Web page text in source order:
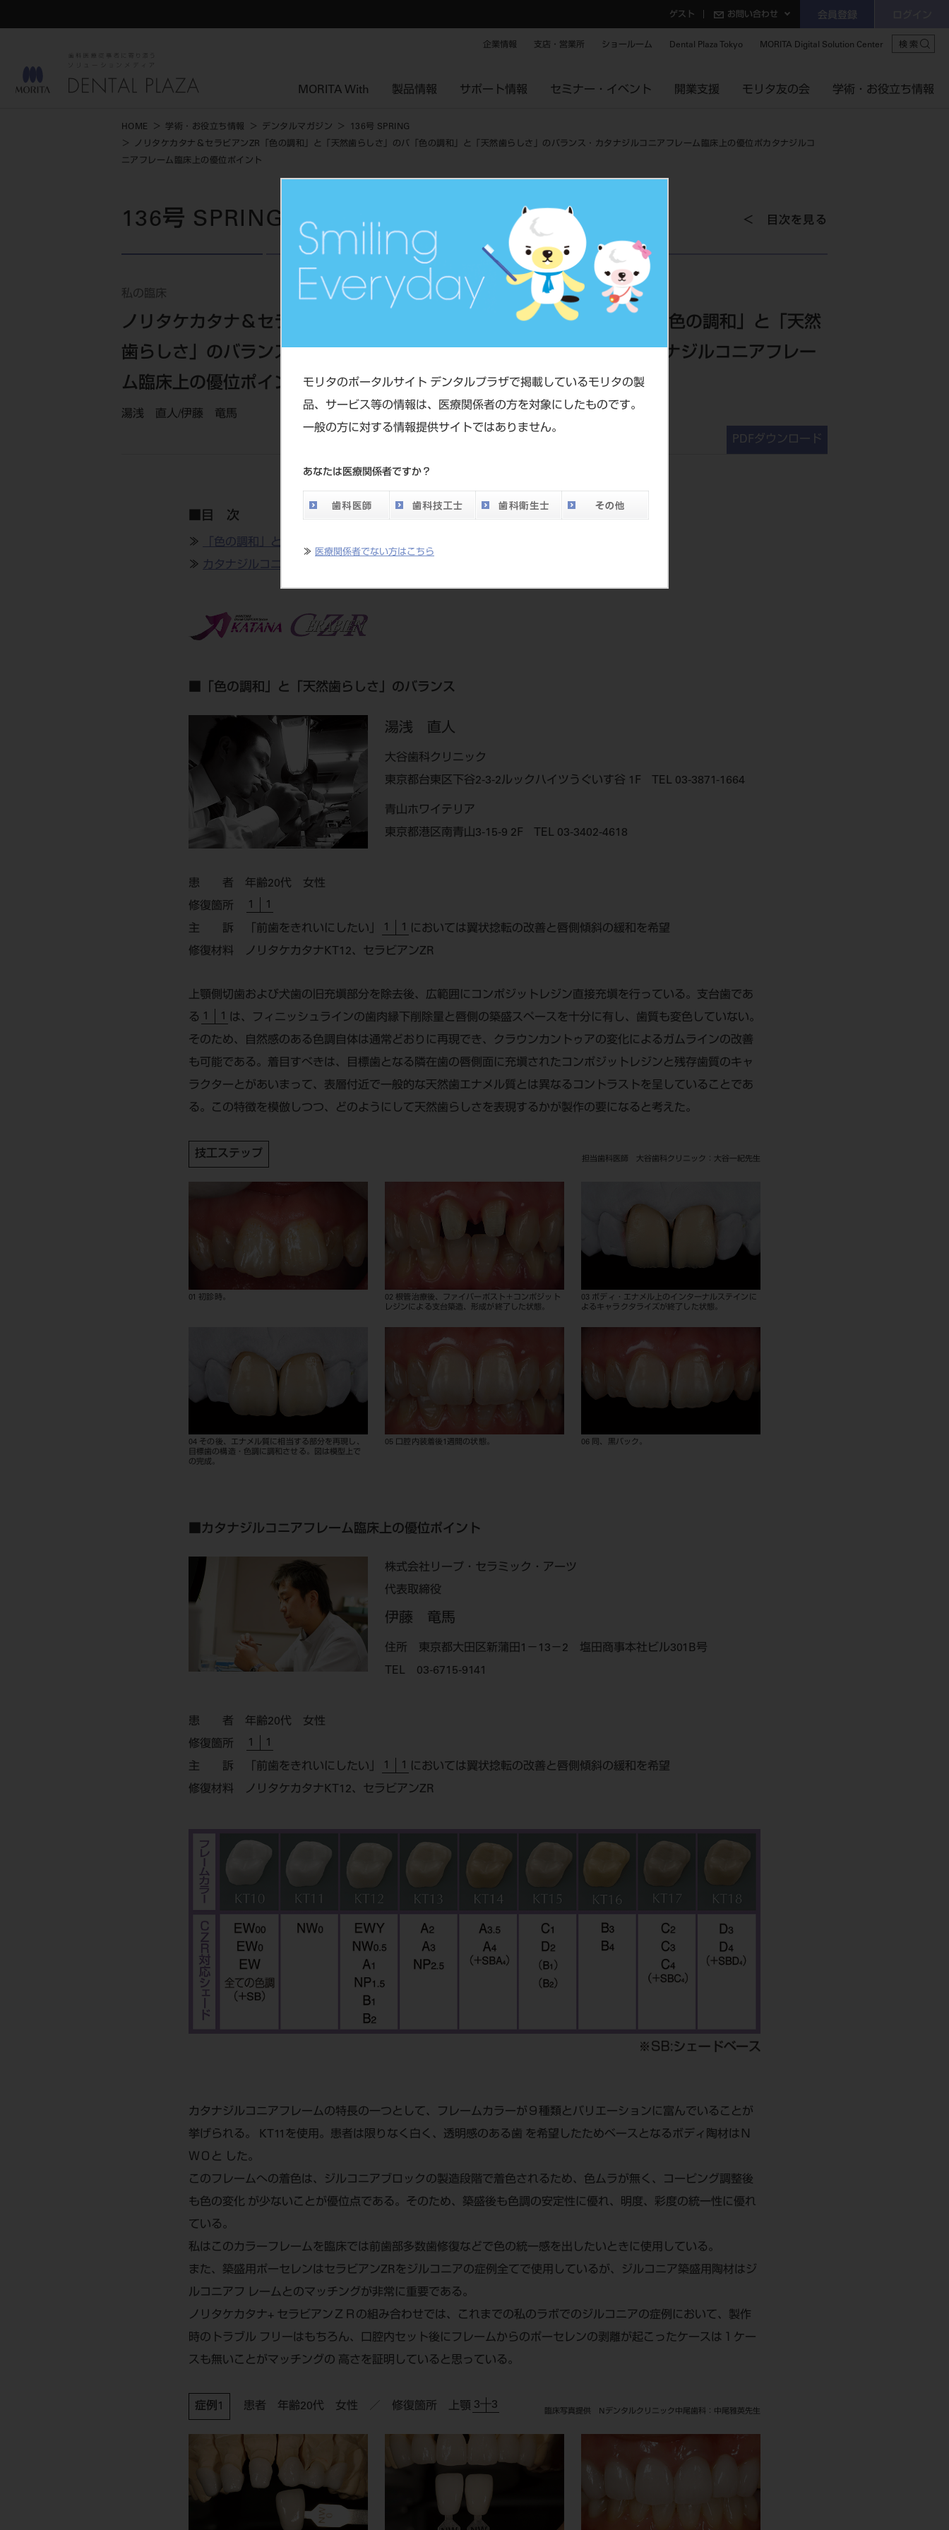
モリタのポータルサイト デンタルプラザで掲載しているモリタの製
品、サービス等の情報は、医療関係者の方を対象にしたものです。
一般の方に対する情報提供サイトではありません。
あなたは医療関係者ですか？
≫ 医療関係者でない方はこちら
ゲスト お問い合わせ 会員登録
企業情報 支店・営業所 ショールーム Dental Plaza Tokyo MORITA Digital Solution Center 検索
MORITA With 製品情報 サポート情報 セミナー・イベント 開業支援 モリタ友の会 学術・お役立ち情報
HOME 学術・お役立ち情報 デンタルマガジン
136号 SPRING
ノリタケカタナ＆セラビアンZR「色の調和」と「天然歯らしさ」のバ「色の調和」と「天然歯らしさ」のバランス・カタナジルコニアフレーム臨床上の優位ポカタナジルコ
ニアフレーム臨床上の優位ポイント
136号 SPRING 目次を見る
私の臨床
ノリタケカタナ＆セラビアンZR「色の調和」と「天然歯らしさ」のバ「色の調和」と「天然
歯らしさ」のバランス・カタナジルコニアフレーム臨床上の優位ポカタナジルコニアフレー
ム臨床上の優位ポイント
湯浅 直人/伊藤 竜馬
PDFダウンロード
■目 次
≫
「色の調和」と「天然歯らしさ」のバランス
≫ カタナジルコニアフレーム臨床上の優位ポイント
■「色の調和」と「天然歯らしさ」のバランス
湯浅 直人
大谷歯科クリニック
東京都台東区下谷2-3-2ルックハイツうぐいす谷 1F TEL 03-3871-1664
青山ホワイテリア
東京都港区南青山3-15-9 2F TEL 03-3402-4618
患 者
年齢20代 女性
修復箇所
1 1
主 訴 「前歯をきれいにしたい」 1 1
においては翼状捻転の改善と唇側傾斜の緩和を希望
修復材料
ノリタケカタナKT12、セラビアンZR
上顎側切歯および犬歯の旧充塡部分を除去後、広範囲にコンポジットレジン直接充塡を行っている。支台歯であ
る 1 1
は、フィニッシュラインの歯肉縁下削除量と唇側の築盛スペースを十分に有し、歯質も変色していない。
そのため、自然感のある色調自体は通常どおりに再現でき、クラウンカントゥアの変化によるガムラインの改善
も可能である。着目すべきは、目標歯となる隣在歯の唇側面に充塡されたコンポジットレジンと残存歯質のキャ
ラクターとがあいまって、表層付近で一般的な天然歯エナメル質とは異なるコントラストを呈していることであ
る。この特徴を模倣しつつ、どのようにして天然歯らしさを表現するかが製作の要になると考えた。
技工ステップ 担当歯科医師 大谷歯科クリニック：大谷一紀先生
01 初診時。
02 根管治療後、ファイバーポスト＋コンポジット
レジンによる支台築造、形成が終了した状態。
03 ボディ・エナメル上のインターナルステインに
よるキャラクタライズが終了した状態。
04 その後、エナメル質に相当する部分を再現し、
目標歯の構造・色調に調和させる。図は模型上で
の完成。
05 口腔内装着後1週間の状態。 06 同、黒バック。
■カタナジルコニアフレーム臨床上の優位ポイント
株式会社リープ・セラミック・アーツ
代表取締役
伊藤 竜馬
住所 東京都大田区新蒲田1－13－2 塩田商事本社ビル301B号
TEL 03-6715-9141
患 者
年齢20代 女性
修復箇所
1 1
主 訴 「前歯をきれいにしたい」 1 1
においては翼状捻転の改善と唇側傾斜の緩和を希望
修復材料
ノリタケカタナKT12、セラビアンZR
カタナジルコニアフレームの特長の一つとして、フレームカラーが９種類とバリエーションに富んでいることが
挙げられる。 KT11を使用。患者は限りなく白く、透明感のある歯 を希望したためベースとなるボディ陶材はＮ
Ｗ０と した。
このフレームへの着色は、ジルコニアブロックの製造段階で着色されるため、色ムラが無く、コーピング調整後
も色の変化 が少ないことが優位点である。そのため、築盛後も色調の安定性に優れ、明度、彩度の統一性に優れ
ている。
私はこのカラーフレームを臨床では前歯部多数歯修復などで色の統一感を出したいときに使用している。
また、築盛用ポーセレンはセラビアンZRをジルコニアの症例全てで使用しているが、ジルコニア築盛用陶材はジ
ルコニアフ レームとのマッチングが非常に重要である。
ノリタケカタナ+ セラビアンＺＲの組み合わせでは、これまでの私のラボでのジルコニアの症例において、製作
時のトラブル フリーはもちろん、口腔内セット後にフレームからのポーセレンの剥離が起こったケースは１ケー
スも無いことがマッチングの 高さを証明していると思っている。
症例1 患者 年齢20代 女性 ／ 修復箇所 上顎 3―3
臨床写真提供 Nデンタルクリニック中尾歯科：中尾雅英先生